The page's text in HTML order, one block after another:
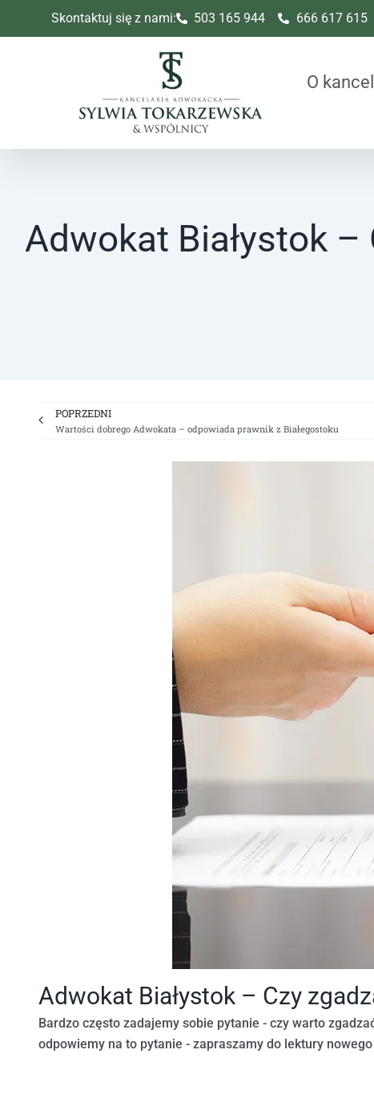
Skontaktuj się z nami: 503 165 944 666 617 615
O
Adwokat Białystok
Prev
POPRZEDNI
Wartości dobrego Adwokata – odpowiada prawnik z Białegostoku
Adwokat Białystok – Czy
Bardzo często zadajemy sobie pytanie - czy warto
odpowiemy na to pytanie - zapraszamy do lektury